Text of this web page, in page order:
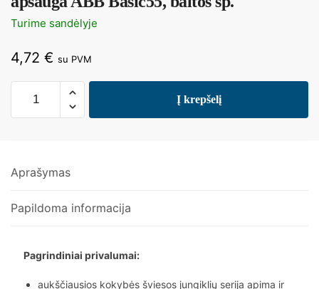
Turime sandėlyje
4,72 € su PVM
Į krepšelį
Aprašymas
Papildoma informacija
Pagrindiniai privalumai:
aukščiausios kokybės šviesos jungiklių serija apima ir